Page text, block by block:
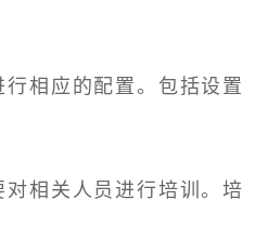
相应的配置。包括设置
相关人员进行培训。培